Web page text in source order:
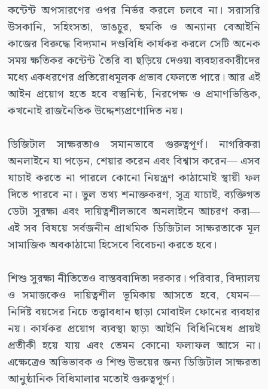
কন্টেন্ট অপসারণের ওপর নির্ভর করলে চলবে না। সরাসরি
উসকানি, সহিংসতা, ভাঙচুর, হুমকি ও অন্যান্য বেআইনি
কাজের বিরুদ্ধে বিদ্যমান দণ্ডবিধি কার্যকর করলে সেটি অনেক
সময় ক্ষতিকর কন্টেন্ট তৈরি বা ছড়িয়ে দেওয়া ব্যবহারকারীদের
মধ্যে একধরণের প্রতিরোধমূলক প্রভাব ফেলতে পারে। আর এই
আইন প্রয়োগ হতে হবে বস্তুনিষ্ঠ, নিরপেক্ষ ও প্রমাণভিত্তিক,
কখনোই রাজনৈতিক উদ্দেশ্যপ্রণোদিত নয়।
ডিজিটাল সাক্ষরতাও সমানভাবে গুরুত্বপূর্ণ। নাগরিকরা
অনলাইনে যা পড়েন, শেয়ার করেন এবং বিশ্বাস করেন— এসব
যাচাই করতে না পারলে কোনো নিয়ন্ত্রণ কাঠামোই স্থায়ী ফল
দিতে পারবে না। ভুল তথ্য শনাক্তকরণ, সূত্র যাচাই, ব্যক্তিগত
ডেটা সুরক্ষা এবং দায়িত্বশীলভাবে অনলাইনে আচরণ করা—
এই সব বিষয়ে সর্বজনীন প্রাথমিক ডিজিটাল সাক্ষরতাকে মূল
সামাজিক অবকাঠামো হিসেবে বিবেচনা করতে হবে।
শিশু সুরক্ষা নীতিতেও বাস্তববাদিতা দরকার। পরিবার, বিদ্যালয়
ও সমাজকেও দায়িত্বশীল ভূমিকায় আসতে হবে, যেমন—
নির্দিষ্ট বয়সের নিচে তত্ত্বাবধান ছাড়া মোবাইল ফোনের ব্যবহার
নয়। কার্যকর প্রয়োগ ব্যবস্থা ছাড়া আইনি বিধিনিষেধ প্রায়ই
প্রতীকী হয়ে যায় এবং তেমন কোনো ফলাফল আসে না।
এক্ষেত্রেও অভিভাবক ও শিশু উভয়ের জন্য ডিজিটাল সাক্ষরতা
আনুষ্ঠানিক বিধিমালার মতোই গুরুত্বপূর্ণ।